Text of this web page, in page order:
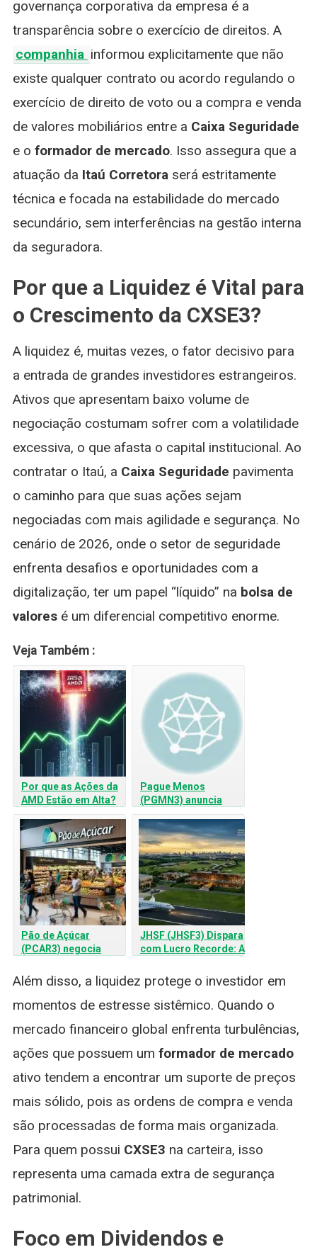
governança corporativa da empresa é a
transparência sobre o exercício de direitos. A
companhia informou explicitamente que não
existe qualquer contrato ou acordo regulando o
exercício de direito de voto ou a compra e venda
de valores mobiliários entre a Caixa Seguridade
e o formador de mercado. Isso assegura que a
atuação da Itaú Corretoraserá estritamente
técnica e focada na estabilidade do mercado
secundário, sem interferências na gestão interna
da seguradora.
Por que a Liquidez é Vital para
o Crescimento da CXSE3?
A liquidez é, muitas vezes, o fator decisivo para
a entrada de grandes investidores estrangeiros.
Ativos que apresentam baixo volume de
negociação costumam sofrer com a volatilidade
excessiva, o que afasta o capital institucional. Ao
contratar o Itaú, a Caixa Seguridade pavimenta
o caminho para que suas ações sejam
negociadas com mais agilidade e segurança. No
cenário de 2026, onde o setor de seguridade
enfrenta desafios e oportunidades com a
digitalização, ter um papel “líquido” na bolsa de
valoresé um diferencial competitivo enorme.
Veja Também :
Por que as Ações da
AMD Estão em Alta?
Análise do
Crescimento da
Advanced Micro
Devices
Pague Menos
(PGMN3) anuncia
oferta de ações de R$
900 milhões
Pão de Açúcar
(PCAR3) negocia
dívidas e liga alerta no
mercado
JHSF (JHSF3) Dispara
com Lucro Recorde: A
5,2 Bilhões que
Mudou o Jogo no
4T25
Além disso, a liquidez protege o investidor em
momentos de estresse sistêmico. Quando o
mercado financeiro global enfrenta turbulências,
ações que possuem um formador de mercado
ativo tendem a encontrar um suporte de preços
mais sólido, pois as ordens de compra e venda
são processadas de forma mais organizada.
Para quem possui CXSE3 na carteira, isso
representa uma camada extra de segurança
patrimonial.
Foco em Dividendos e